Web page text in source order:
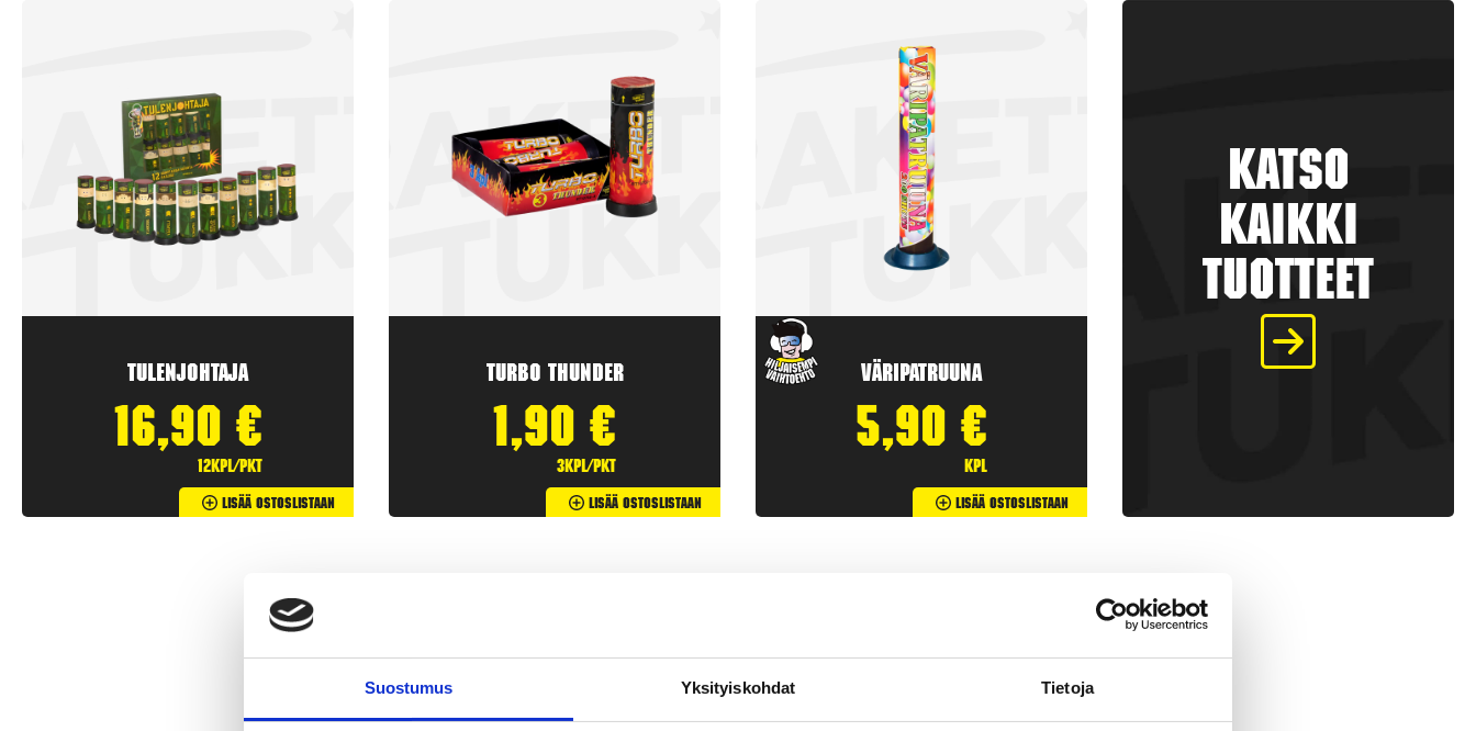
Suostumus Yksityiskohdat Tietoja
Tulenjohtaja
16,90 €
12kpl/pkt
Lisää Ostoslistaan
Turbo Thunder
1,90 €
3kpl/pkt
Lisää Ostoslistaan
Väripatruuna
5,90 €
kpl
Lisää Ostoslistaan
Katso
kaikki
tuotteet